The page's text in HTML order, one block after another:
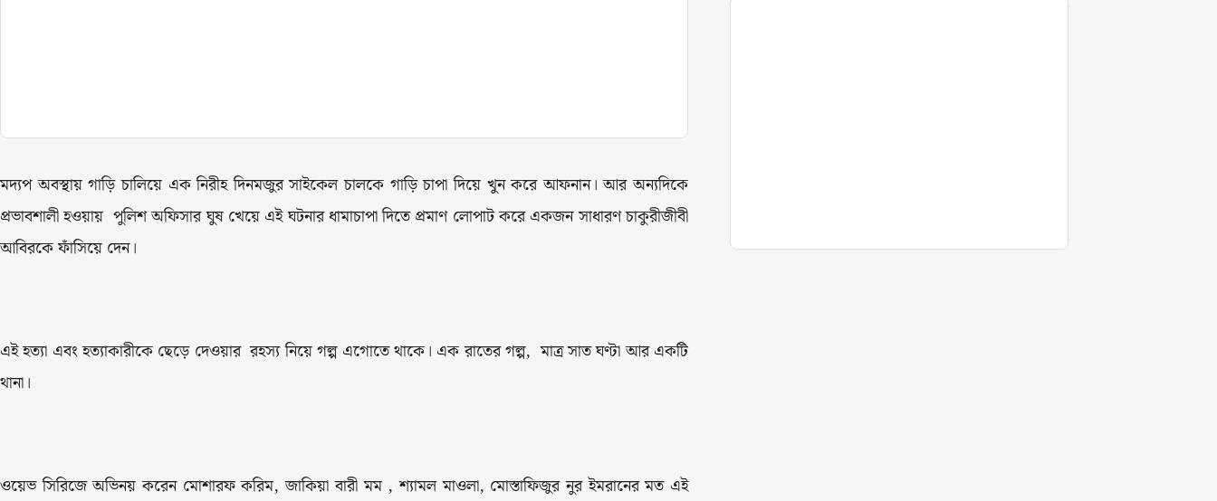
মদ্যপ অবস্থায় গাড়ি চালিয়ে এক নিরীহ দিনমজুর সাইকেল চালকে গাড়ি চাপা দিয়ে খুন করে আফনান। আর অন্যদিকে
প্রভাবশালী হওয়ায় পুলিশ অফিসার ঘুষ খেয়ে এই ঘটনার ধামাচাপা দিতে প্রমাণ লোপাট করে একজন সাধারণ চাকুরীজীবী
আবিরকে ফাঁসিয়ে দেন।
এই হত্যা এবং হত্যাকারীকে ছেড়ে দেওয়ার রহস্য নিয়ে গল্প এগোতে থাকে। এক রাতের গল্প, মাত্র সাত ঘণ্টা আর একটি
থানা।
ওয়েভ সিরিজে অভিনয় করেন মোশারফ করিম, জাকিয়া বারী মম , শ্যামল মাওলা, মোস্তাফিজুর নুর ইমরানের মত এই